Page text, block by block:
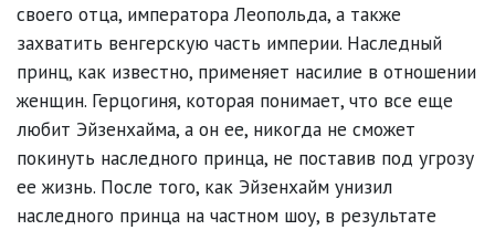
своего отца, императора Леопольда, а также
захватить венгерскую часть империи. Наследный
принц, как известно, применяет насилие в отношении
женщин. Герцогиня, которая понимает, что все еще
любит Эйзенхайма, а он ее, никогда не сможет
покинуть наследного принца, не поставив под угрозу
ее жизнь. После того, как Эйзенхайм унизил
наследного принца на частном шоу, в результате